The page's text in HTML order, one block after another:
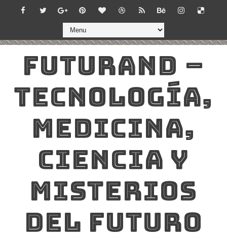
FUTURAND –
TECNOLOGÍA,
MEDICINA,
CIENCIA Y
MISTERIOS
DEL FUTURO